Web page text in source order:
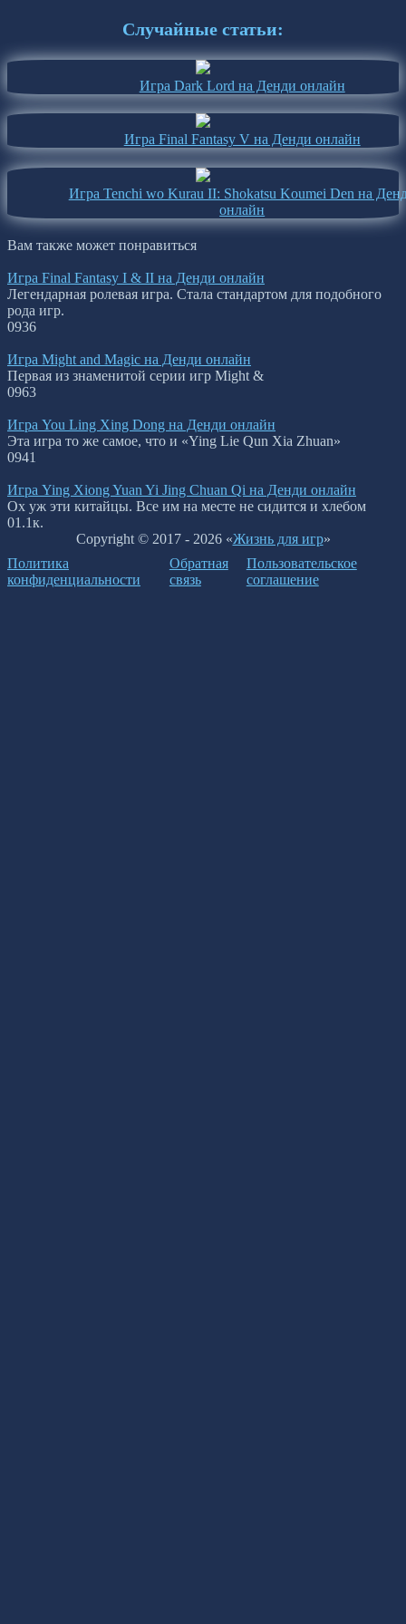
Случайные статьи:
Игра Dark Lord на Денди онлайн
Игра Final Fantasy V на Денди онлайн
Игра Tenchi wo Kurau II: Shokatsu Koumei Den на
онлайн
Вам также может понравиться
Игра Final Fantasy I & II на Денди онлайн
Легендарная ролевая игра. Стала стандартом для подобного
рода игр.
0936
Игра Might and Magic на Денди онлайн
Первая из знаменитой серии игр Might &
0963
Игра You Ling Xing Dong на Денди онлайн
Эта игра то же самое, что и «Ying Lie Qun Xia Zhuan»
0941
Игра Ying Xiong Yuan Yi Jing Chuan Qi на Денди онлайн
Ох уж эти китайцы. Все им на месте не сидится и хлебом
01.1к.
Copyright © 2017 - 2026 «Жизнь для игр»
Политика
конфиденциальности
Обратная
связь
Пользовательское
соглашение